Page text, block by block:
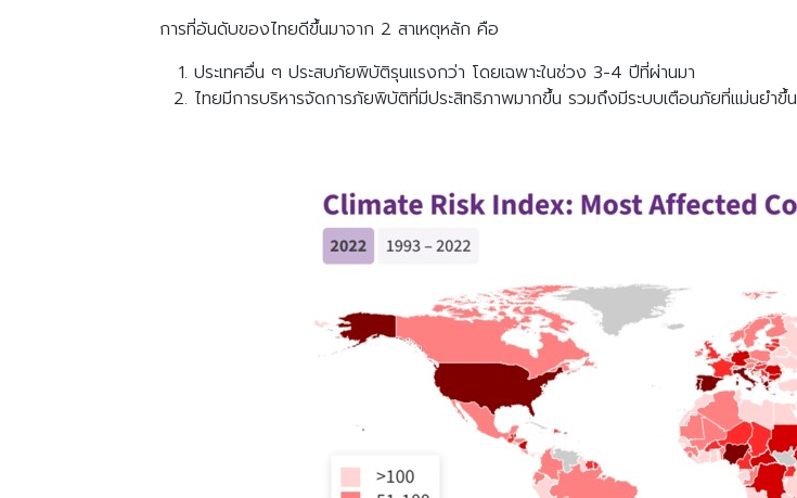
การที่อันดับของไทยดีขึ้นมาจาก 2 สาเหตุหลัก คือ
ประเทศอื่น ๆ ประสบภัยพิบัติรุนแรงกว่า โดยเฉพาะในช่วง 3-4 ปีที่ผ่านมา
ไทยมีการบริหารจัดการภัยพิบัติที่มีประสิทธิภาพมากขึ้น รวมถึงมีระบบเตือนภัยที่แม่นยำขึ้น